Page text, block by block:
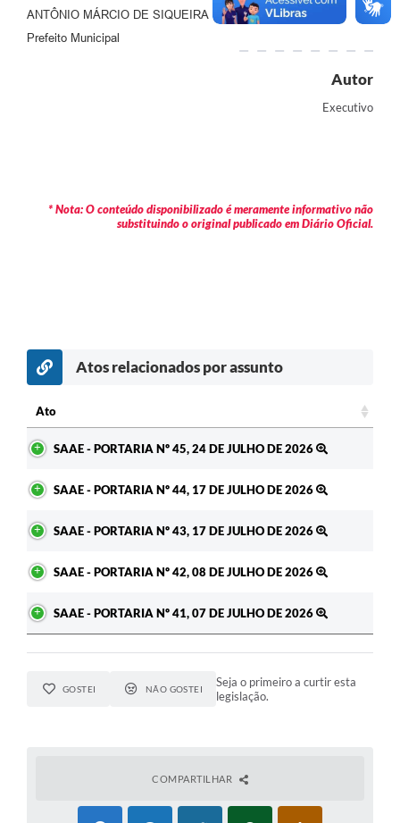
ANTÔNIO MÁRCIO DE SIQUEIRA
Prefeito Municipal
Autor
Executivo
* Nota: O conteúdo disponibilizado é meramente informativo não
substituindo o original publicado em Diário Oficial.
Atos relacionados por assunto
Ato
SAAE - PORTARIA Nº 45, 24 DE JULHO DE 2026
SAAE - PORTARIA Nº 44, 17 DE JULHO DE 2026
SAAE - PORTARIA Nº 43, 17 DE JULHO DE 2026
SAAE - PORTARIA Nº 42, 08 DE JULHO DE 2026
SAAE - PORTARIA Nº 41, 07 DE JULHO DE 2026
GOSTEI NÃO GOSTEI
Seja o primeiro a curtir esta
legislação.
COMPARTILHAR